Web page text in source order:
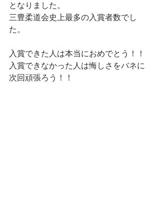
となりました。
三豊柔道会史上最多の入賞者数でし
た。
入賞できた人は本当におめでとう！！
入賞できなかった人は悔しさをバネに
次回頑張ろう！！